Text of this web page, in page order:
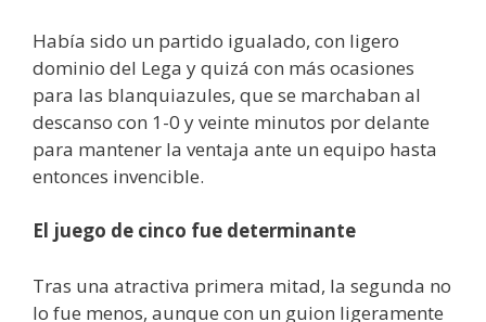
Había sido un partido igualado, con ligero
dominio del Lega y quizá con más ocasiones
para las blanquiazules, que se marchaban al
descanso con 1-0 y veinte minutos por delante
para mantener la ventaja ante un equipo hasta
entonces invencible.
El juego de cinco fue determinante
Tras una atractiva primera mitad, la segunda no
lo fue menos, aunque con un guion ligeramente